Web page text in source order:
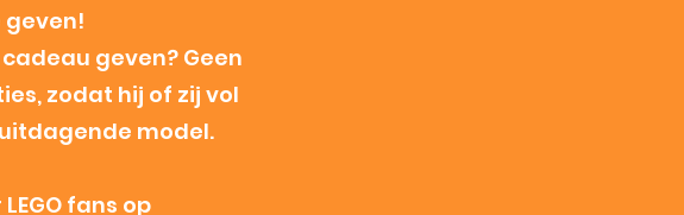
geven? Geen
zodat hij of zij vol
model.
fans op